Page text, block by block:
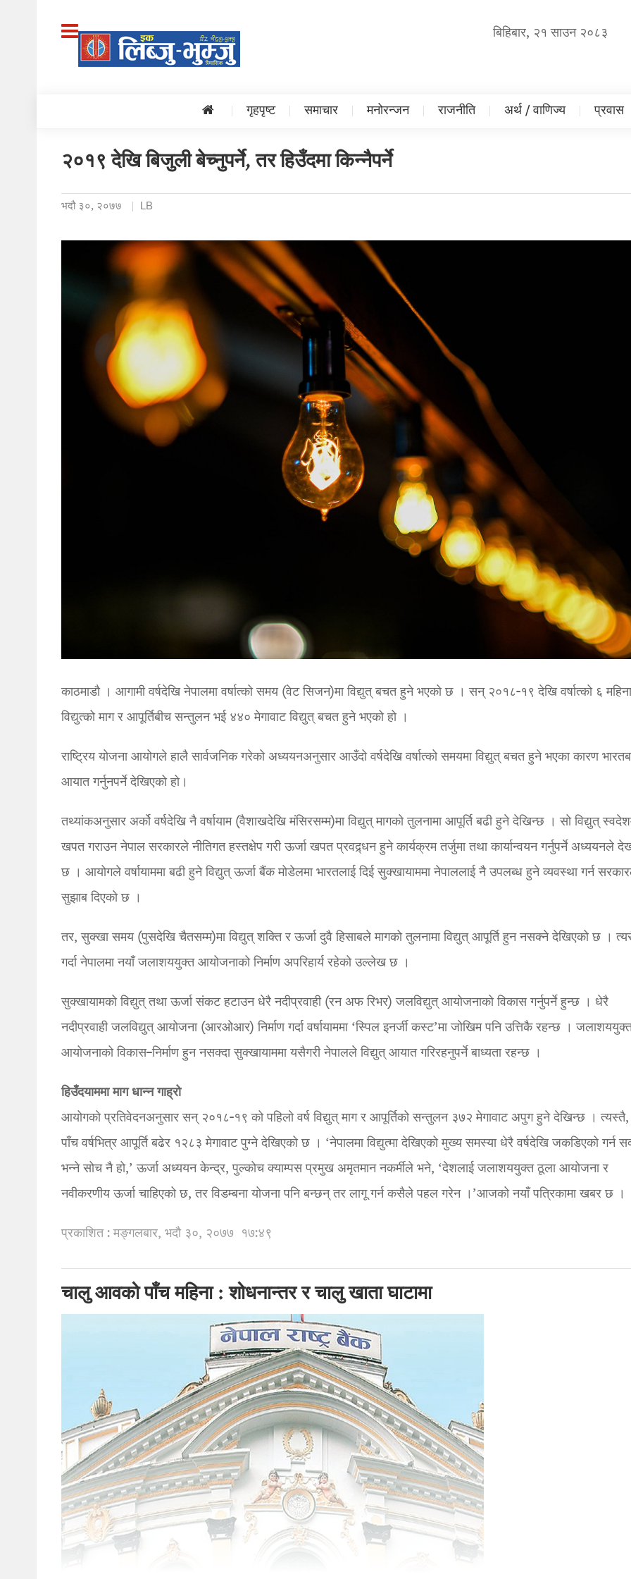
बिहिबार, २१ साउन २०८३
गृहपृष्ट समाचार मनोरन्जन राजनीति अर्थ / वाणिज्य प्रवास
२०१९ देखि बिजुली बेच्नुपर्ने, तर हिउँदमा किन्नैपर्ने
भदौ ३०, २०७७ LB
काठमाडौ । आगामी वर्षदेखि नेपालमा वर्षात्को समय (वेट सिजन)मा विद्युत् बचत हुने भएको छ । सन् २०१८-१९ देखि वर्षात्को ६ महिना
विद्युत्को माग र आपूर्तिबीच सन्तुलन भई ४४० मेगावाट विद्युत् बचत हुने भएको हो ।
राष्ट्रिय योजना आयोगले हालै सार्वजनिक गरेको अध्ययनअनुसार आउँदो वर्षदेखि वर्षात्को समयमा विद्युत् बचत हुने भएका कारण
आयात गर्नुनपर्ने देखिएको हो।
तथ्यांकअनुसार अर्को वर्षदेखि नै वर्षायाम (वैशाखदेखि मंसिरसम्म)मा विद्युत् मागको तुलनामा आपूर्ति बढी हुने देखिन्छ । सो विद्युत्
खपत गराउन नेपाल सरकारले नीतिगत हस्तक्षेप गरी ऊर्जा खपत प्रवद्र्धन हुने कार्यक्रम तर्जुमा तथा कार्यान्वयन गर्नुपर्ने अध्ययनले
छ । आयोगले वर्षायाममा बढी हुने विद्युत् ऊर्जा बैंक मोडेलमा भारतलाई दिई सुक्खायाममा नेपाललाई नै उपलब्ध हुने व्यवस्था गर्न
सुझाब दिएको छ ।
तर, सुक्खा समय (पुसदेखि चैतसम्म)मा विद्युत् शक्ति र ऊर्जा दुवै हिसाबले मागको तुलनामा विद्युत् आपूर्ति हुन नसक्ने देखिएको छ ।
गर्दा नेपालमा नयाँ जलाशययुक्त आयोजनाको निर्माण अपरिहार्य रहेको उल्लेख छ ।
सुक्खायामको विद्युत् तथा ऊर्जा संकट हटाउन धेरै नदीप्रवाही (रन अफ रिभर) जलविद्युत् आयोजनाको विकास गर्नुपर्ने हुन्छ । धेरै
नदीप्रवाही जलविद्युत् आयोजना (आरओआर) निर्माण गर्दा वर्षायाममा ‘स्पिल इनर्जी कस्ट’मा जोखिम पनि उत्तिकै रहन्छ ।
आयोजनाको विकास–निर्माण हुन नसक्दा सुक्खायाममा यसैगरी नेपालले विद्युत् आयात गरिरहनुपर्ने बाध्यता रहन्छ ।
हिउँदयाममा माग धान्न गाह्रो
आयोगको प्रतिवेदनअनुसार सन् २०१८-१९ को पहिलो वर्ष विद्युत् माग र आपूर्तिको सन्तुलन ३७२ मेगावाट अपुग हुने देखिन्छ । त्यस्तै,
पाँच वर्षभित्र आपूर्ति बढेर १२८३ मेगावाट पुग्ने देखिएको छ । ‘नेपालमा विद्युत्मा देखिएको मुख्य समस्या धेरै वर्षदेखि जकडिएको गर्न
भन्ने सोच नै हो,’ ऊर्जा अध्ययन केन्द्र, पुल्कोच क्याम्पस प्रमुख अमृतमान नकर्मीले भने, ‘देशलाई जलाशययुक्त ठूला आयोजना र
नवीकरणीय ऊर्जा चाहिएको छ, तर विडम्बना योजना पनि बन्छन् तर लागू गर्न कसैले पहल गरेन ।’आजको नयाँ पत्रिकामा खबर छ ।
प्रकाशित : मङ्गलबार, भदौ ३०, २०७७ १७:४९
चालु आवको पाँच महिना : शोधनान्तर र चालु खाता घाटामा